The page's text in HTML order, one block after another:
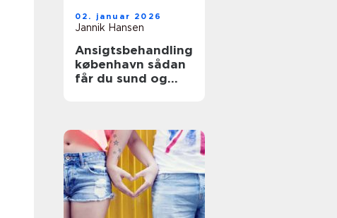
02. januar 2026
Jannik Hansen
Ansigtsbehandling
københavn sådan
får du sund og